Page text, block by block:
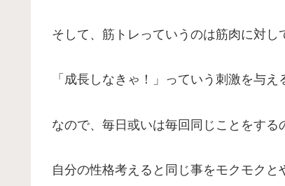
そして、筋トレっていうのは筋肉に対し
「成長しなきゃ！」っていう刺激を与え
なので、毎日或いは毎回同じことをする
自分の性格考えると同じ事をモクモクと